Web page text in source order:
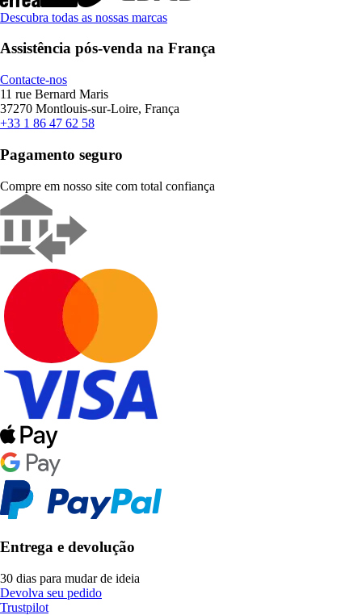
Descubra todas as nossas marcas
Assistência pós-venda na França
Contacte-nos
11 rue Bernard Maris
37270 Montlouis-sur-Loire, França
+33 1 86 47 62 58
Pagamento seguro
Compre em nosso site com total confiança
Entrega e devolução
30 dias para mudar de ideia
Devolva seu pedido
Trustpilot